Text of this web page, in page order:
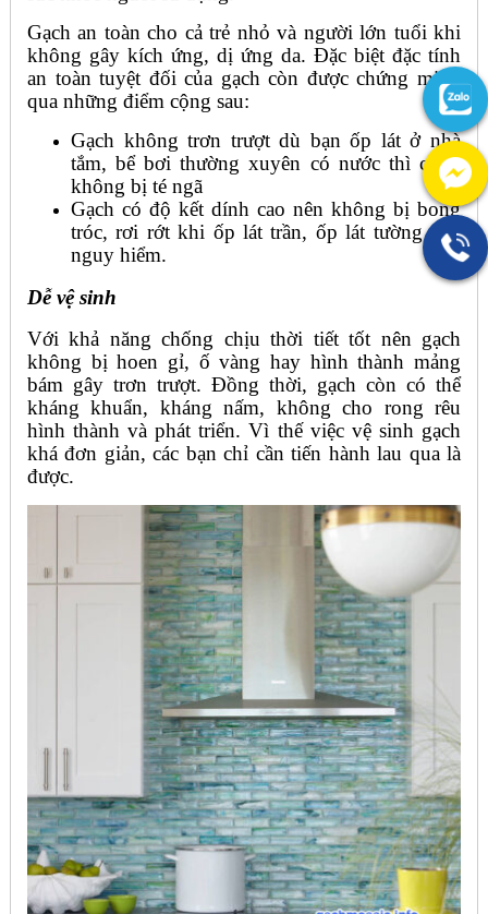
Gạch an toàn cho cả trẻ nhỏ và người lớn tuổi khi
không gây kích ứng, dị ứng da. Đặc biệt đặc tính
an toàn tuyệt đối của gạch còn được chứng minh
qua những điểm cộng sau:
Gạch không trơn trượt dù bạn ốp lát ở nhà
tắm, bể bơi thường xuyên có nước thì cũng
không bị té ngã
Gạch có độ kết dính cao nên không bị bong
tróc, rơi rớt khi ốp lát trần, ốp lát tường gây
nguy hiểm.
Dễ vệ sinh
Với khả năng chống chịu thời tiết tốt nên gạch
không bị hoen gỉ, ố vàng hay hình thành mảng
bám gây trơn trượt. Đồng thời, gạch còn có thể
kháng khuẩn, kháng nấm, không cho rong rêu
hình thành và phát triển. Vì thế việc vệ sinh gạch
khá đơn giản, các bạn chỉ cần tiến hành lau qua là
được.